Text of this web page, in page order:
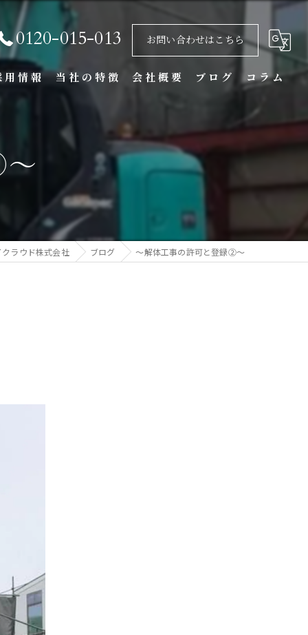
0120-015-013 お問い合わせはこちら
用情報 当社の特徴
基礎
アスベスト
不用品回収
内装
会社概要 ブログ コラム
ラウド株式会社 ブログ ～解体工事の許可と登録②～